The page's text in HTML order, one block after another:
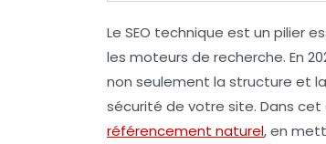
Le SEO technique est un pilier
les moteurs de recherche. En
non seulement la structure et la
sécurité de votre site. Dans
référencement naturel, en